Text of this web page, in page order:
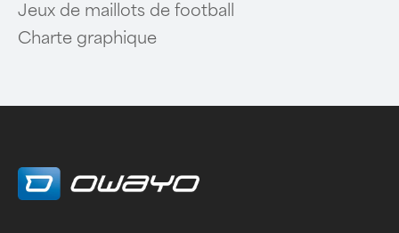
Jeux de maillots de football
Charte graphique